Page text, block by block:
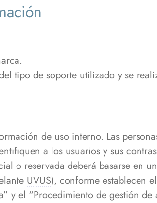
tipo de soporte utilizado y se
de uso interno. Las
a los usuarios y sus
o reservada deberá basarse en
UVUS), conforme establecen
y el “Procedimiento de gestión